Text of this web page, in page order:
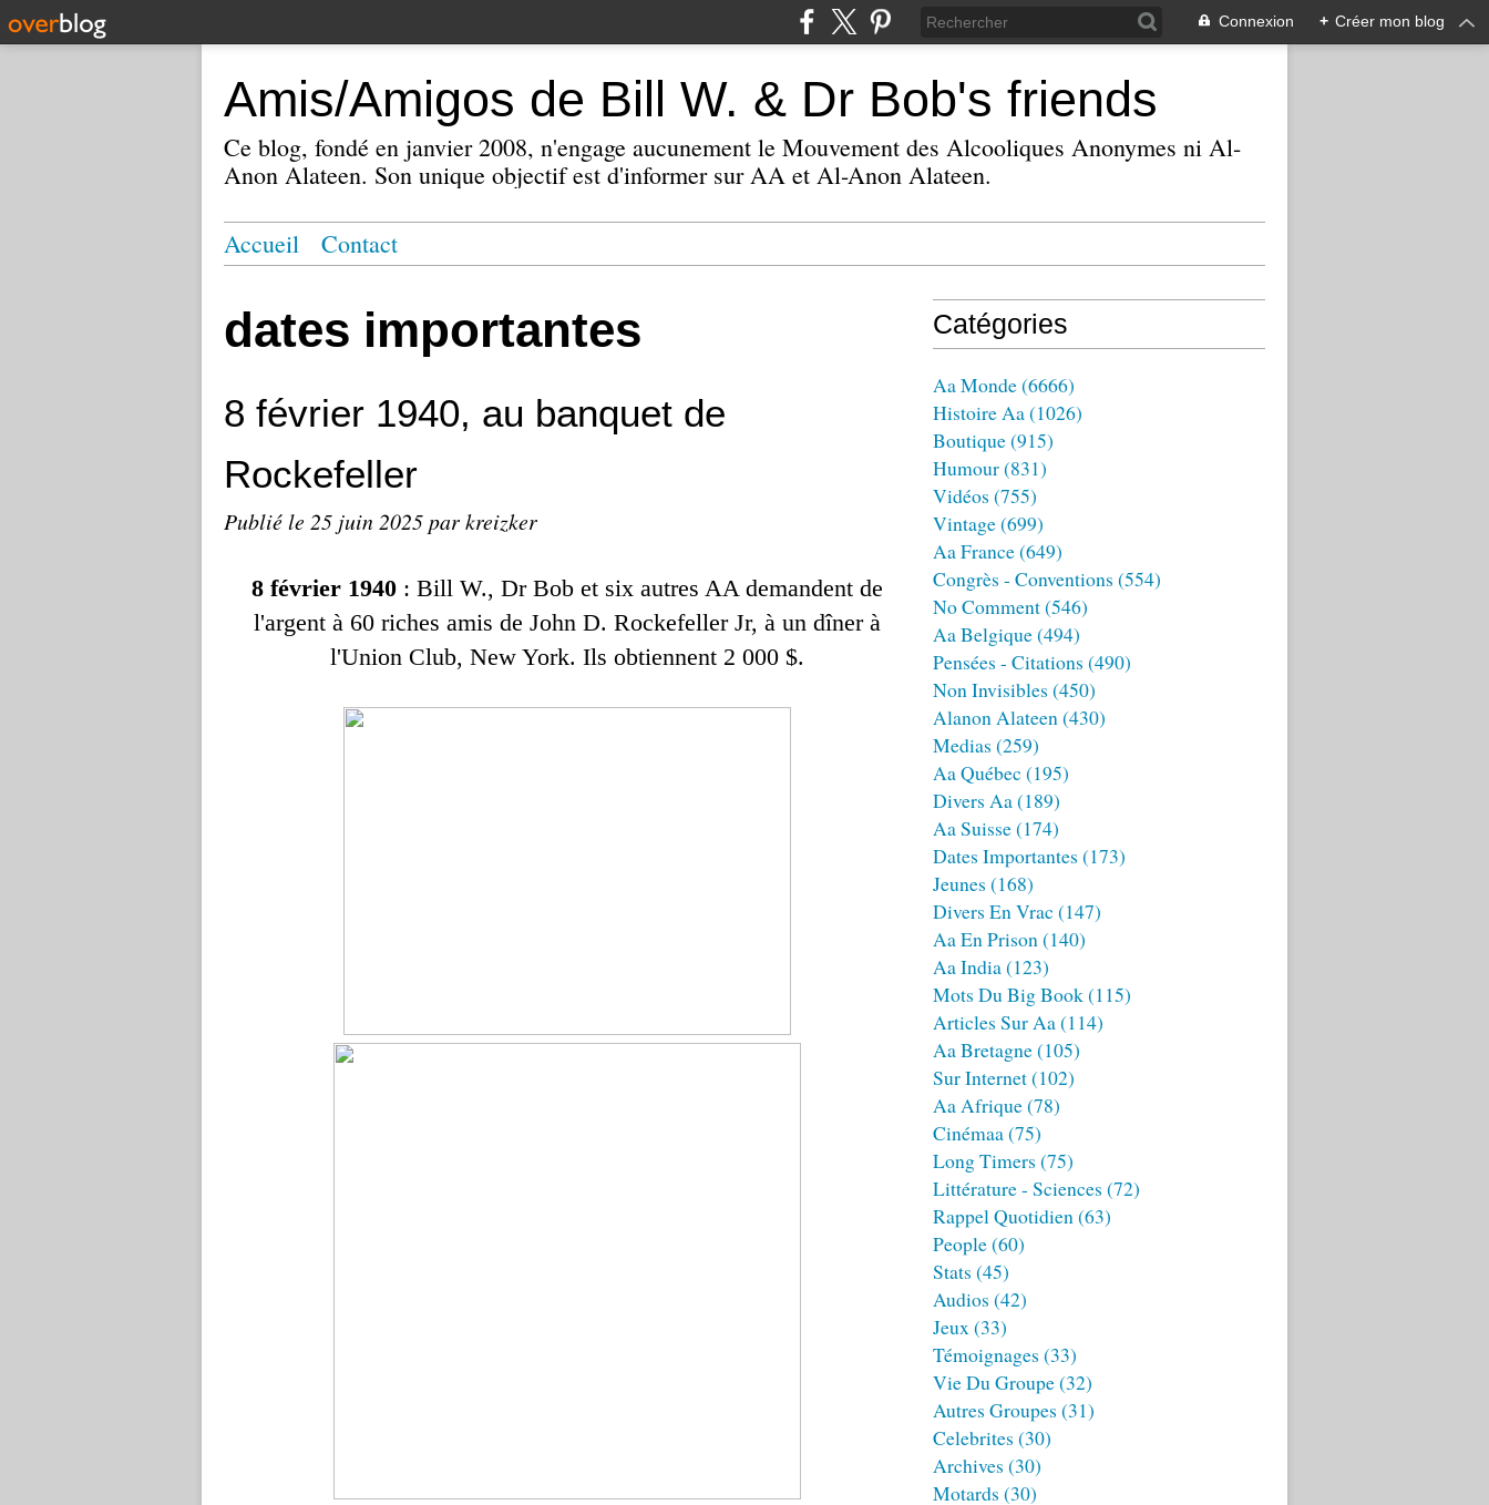
Connexion + Créer mon blog
Amis/Amigos de Bill W. & Dr Bob's friends
Ce blog, fondé en janvier 2008, n'engage aucunement le Mouvement des Alcooliques Anonymes ni Al-
Anon Alateen. Son unique objectif est d'informer sur AA et Al-Anon Alateen.
Accueil Contact
dates importantes
8 février 1940, au banquet de
Rockefeller
Publié le 25 juin 2025par kreizker
8 février 1940 : Bill W., Dr Bob et six autres AA demandent de
l'argent à 60 riches amis de John D. Rockefeller Jr, à un dîner à
l'Union Club, New York. Ils obtiennent 2 000 $.
Catégories
Aa Monde(6666)
Histoire Aa(1026)
Boutique(915)
Humour(831)
Vidéos (755)
Vintage(699)
Aa France(649)
Congrès - Conventions (554)
No Comment(546)
Aa Belgique(494)
Pensées - Citations (490)
Non Invisibles (450)
Alanon Alateen(430)
Medias (259)
Aa Québec (195)
Divers Aa(189)
Aa Suisse(174)
Dates Importantes (173)
Jeunes (168)
Divers En Vrac (147)
Aa En Prison(140)
Aa India(123)
Mots Du Big Book(115)
Articles Sur Aa(114)
Aa Bretagne(105)
Sur Internet(102)
Aa Afrique(78)
Cinémaa(75)
Long Timers (75)
Littérature - Sciences (72)
Rappel Quotidien(63)
People(60)
Stats (45)
Audios (42)
Jeux(33)
Témoignages (33)
Vie Du Groupe(32)
Autres Groupes (31)
Celebrites (30)
Archives (30)
Motards (30)